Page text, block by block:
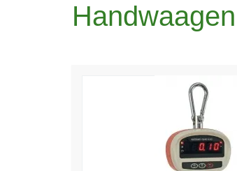
Handwaagen